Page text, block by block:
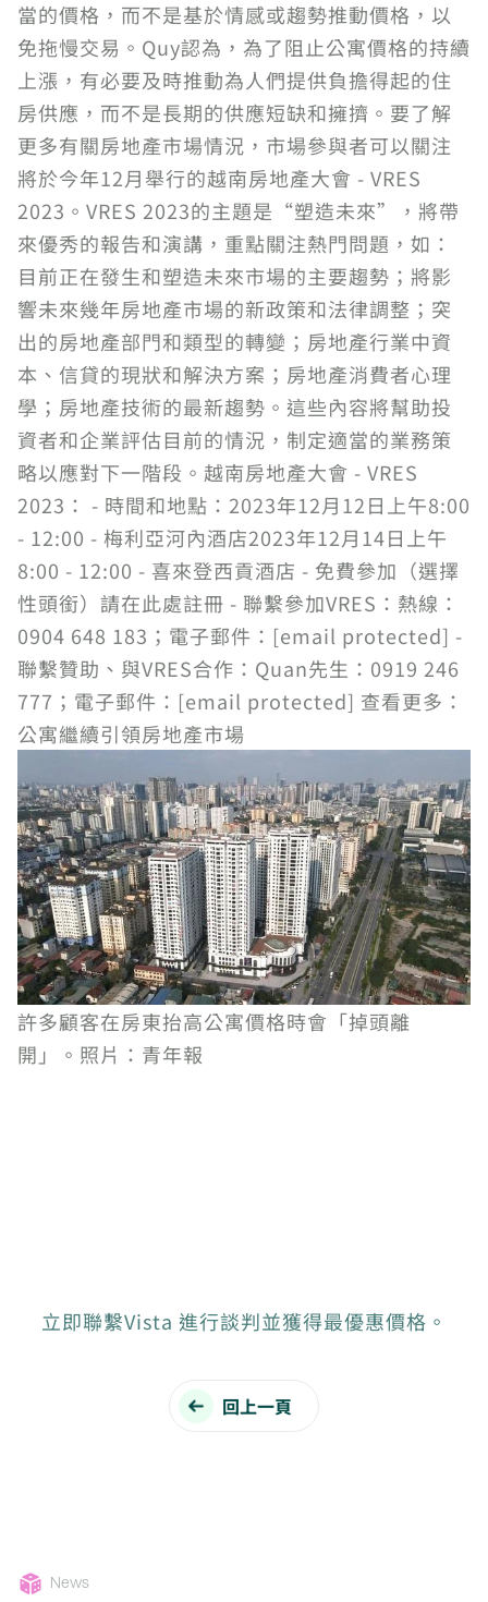
當的價格，而不是基於情感或趨勢推動價格，以
免拖慢交易。Quy認為，為了阻止公寓價格的持續
上漲，有必要及時推動為人們提供負擔得起的住
房供應，而不是長期的供應短缺和擁擠。要了解
更多有關房地產市場情況，市場參與者可以關注
將於今年12月舉行的越南房地產大會 - VRES
2023。VRES 2023的主題是“塑造未來”，將帶
來優秀的報告和演講，重點關注熱門問題，如：
目前正在發生和塑造未來市場的主要趨勢；將影
響未來幾年房地產市場的新政策和法律調整；突
出的房地產部門和類型的轉變；房地產行業中資
本、信貸的現狀和解決方案；房地產消費者心理
學；房地產技術的最新趨勢。這些內容將幫助投
資者和企業評估目前的情況，制定適當的業務策
略以應對下一階段。越南房地產大會 - VRES
2023： - 時間和地點：2023年12月12日上午8:00
- 12:00 - 梅利亞河內酒店2023年12月14日上午
8:00 - 12:00 - 喜來登西貢酒店 - 免費參加（選擇
性頭銜）請在此處註冊 - 聯繫參加VRES：熱線：
0904 648 183；電子郵件：[email protected] -
聯繫贊助、與VRES合作：Quan先生：0919 246
777；電子郵件：[email protected] 查看更多：
公寓繼續引領房地產市場
許多顧客在房東抬高公寓價格時會「掉頭離
開」。照片：青年報
立即聯繫Vista 進行談判並獲得最優惠價格。
回上一頁
News